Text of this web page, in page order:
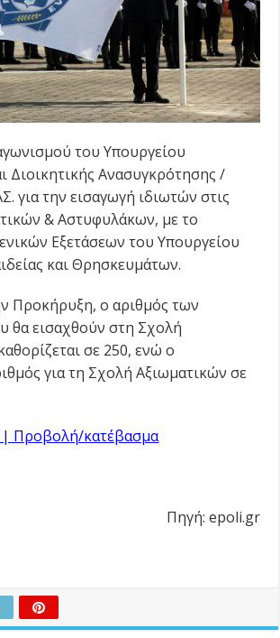
του Υπουργείου
Διοικητικής Ανασυγκρότησης /
για την εισαγωγή ιδιωτών στις
& Αστυφυλάκων, με το
Εξετάσεων του Υπουργείου
και Θρησκευμάτων.
Προκήρυξη, ο αριθμός των
θα εισαχθούν στη Σχολή
σε 250, ενώ ο
για τη Σχολή Αξιωματικών σε
Προβολή/κατέβασμα
Πηγή: epoli.gr